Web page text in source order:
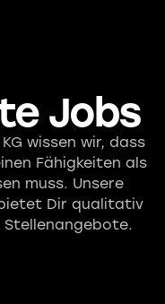
Jobs
wissen wir, dass
Fähigkeiten als
muss. Unsere
Dir qualitativ